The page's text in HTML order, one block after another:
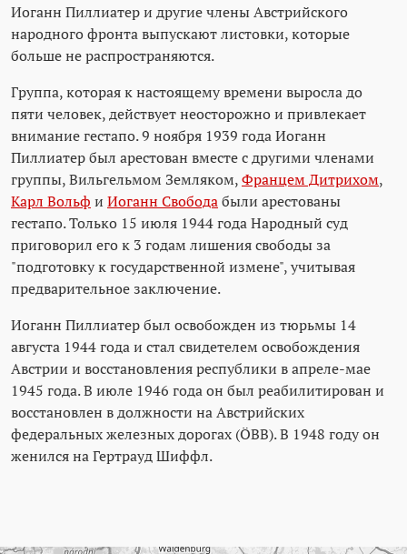
Иоганн Пиллиатер и другие члены Австрийского
народного фронта выпускают листовки, которые
больше не распространяются.
Группа, которая к настоящему времени выросла до
пяти человек, действует неосторожно и привлекает
внимание гестапо. 9 ноября 1939 года Иоганн
Пиллиатер был арестован вместе с другими членами
группы, Вильгельмом Земляком,Францем Дитрихом,
Карл Вольф и Иоганн Свободабыли арестованы
гестапо. Только 15 июля 1944 года Народный суд
приговорил его к 3 годам лишения свободы за
"подготовку к государственной измене", учитывая
предварительное заключение.
Иоганн Пиллиатер был освобожден из тюрьмы 14
августа 1944 года и стал свидетелем освобождения
Австрии и восстановления республики в апреле-мае
1945 года. В июле 1946 года он был реабилитирован и
восстановлен в должности на Австрийских
федеральных железных дорогах (ÖBB). В 1948 году он
женился на Гертрауд Шиффл.